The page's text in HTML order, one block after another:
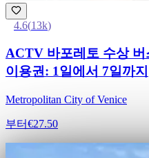
4.6(13k)
ACTV 바포레토 수상 버
이용권: 1일에서 7일까지
Metropolitan City of Venice
부터€27.50